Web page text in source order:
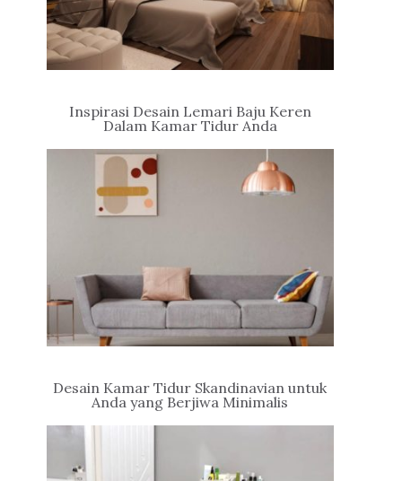
Inspirasi Desain Lemari Baju Keren
Dalam Kamar Tidur Anda
Desain Kamar Tidur Skandinavian untuk
Anda yang Berjiwa Minimalis